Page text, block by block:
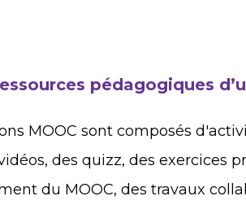
pédagogiques
MOOC sont composés
des quizz, des exercices
du MOOC, des travaux